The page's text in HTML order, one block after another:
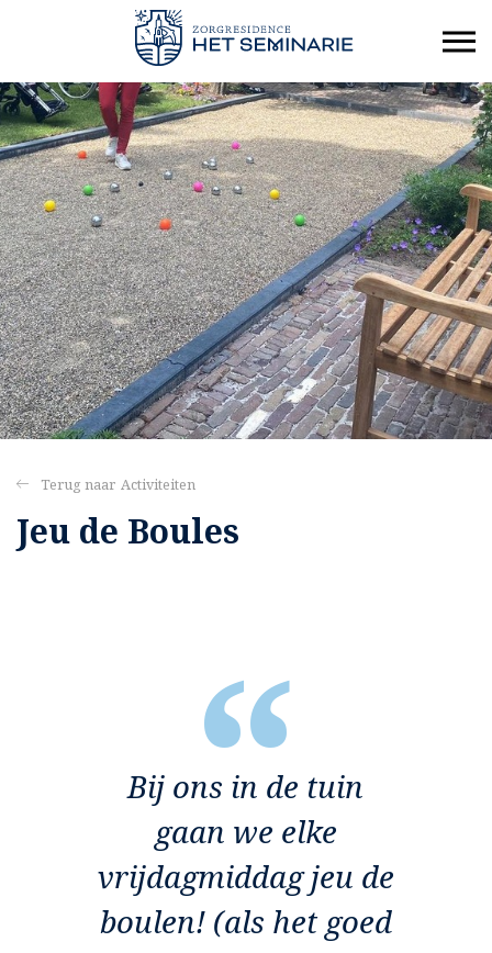
Activiteiten
Jeu de Boules
Bij ons in de tuin
gaan we elke
vrijdagmiddag jeu de
boulen! (als het goed